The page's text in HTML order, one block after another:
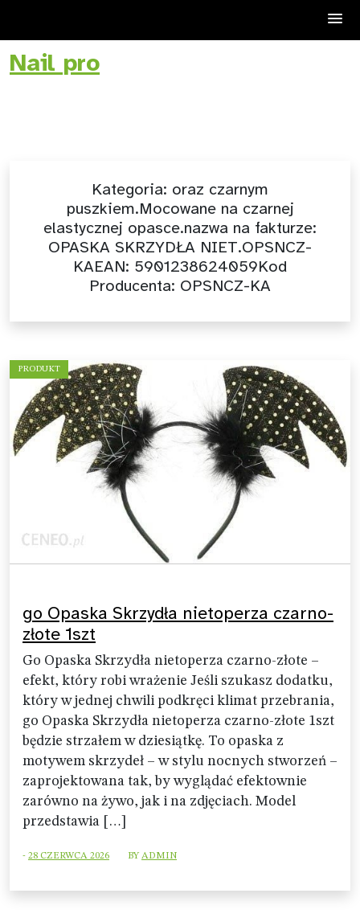
Skip
toNail pro
Kategoria: oraz czarnym
puszkiem.Mocowane na czarnej
elastycznej opasce.nazwa na fakturze:
OPASKA SKRZYDŁA NIET.OPSNCZ-
KAEAN: 5901238624059Kod
Producenta: OPSNCZ-KA
PRODUKT
go Opaska Skrzydła nietoperza czarno-
złote 1szt
Go Opaska Skrzydła nietoperza czarno-złote –
efekt, który robi wrażenie Jeśli szukasz dodatku,
który w jednej chwili podkręci klimat przebrania,
go Opaska Skrzydła nietoperza czarno-złote 1szt
będzie strzałem w dziesiątkę. To opaska z
motywem skrzydeł – w stylu nocnych stworzeń –
zaprojektowana tak, by wyglądać efektownie
zarówno na żywo, jak i na zdjęciach. Model
przedstawia […]
- 28 CZERWCA 2026 BYADMIN